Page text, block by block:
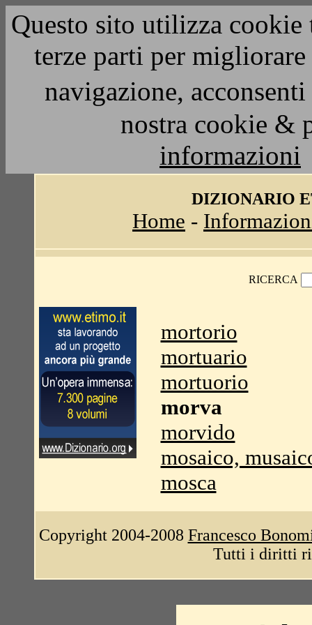
Questo sito utilizza
terze parti per
navigazione,
nostra cookie &
informazioni
DIZIONARIO
Home -
RICERCA
mortorio
mortuario
mortuorio
morva
morvido
mosaico,
mosca
Copyright 2004-2008 Francesco
Tutti i diritti